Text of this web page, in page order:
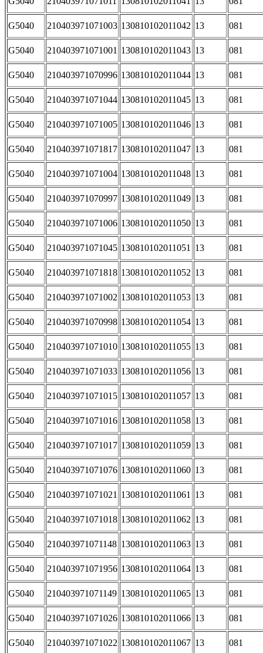
G5040 210403971071003 130810102011042 13 081
G5040 210403971071001 130810102011043 13 081
G5040 210403971070996 130810102011044 13 081
G5040 210403971071044 130810102011045 13 081
G5040 210403971071005 130810102011046 13 081
G5040 210403971071817 130810102011047 13 081
G5040 210403971071004 130810102011048 13 081
G5040 210403971070997 130810102011049 13 081
G5040 210403971071006 130810102011050 13 081
G5040 210403971071045 130810102011051 13 081
G5040 210403971071818 130810102011052 13 081
G5040 210403971071002 130810102011053 13 081
G5040 210403971070998 130810102011054 13 081
G5040 210403971071010 130810102011055 13 081
G5040 210403971071033 130810102011056 13 081
G5040 210403971071015 130810102011057 13 081
G5040 210403971071016 130810102011058 13 081
G5040 210403971071017 130810102011059 13 081
G5040 210403971071076 130810102011060 13 081
G5040 210403971071021 130810102011061 13 081
G5040 210403971071018 130810102011062 13 081
G5040 210403971071148 130810102011063 13 081
G5040 210403971071956 130810102011064 13 081
G5040 210403971071149 130810102011065 13 081
G5040 210403971071026 130810102011066 13 081
G5040 210403971071022 130810102011067 13 081